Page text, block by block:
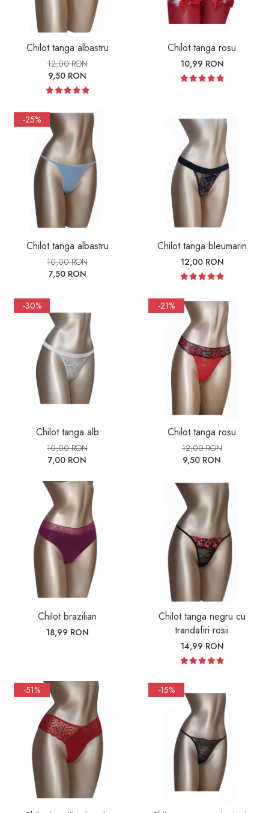
Chilot tanga albastru
12,00 RON
9,50 RON
Chilot tanga rosu
10,99 RON
-25%
Chilot tanga albastru
10,00 RON
7,50 RON
Chilot tanga bleumarin
12,00 RON
-30%
Chilot tanga alb
10,00 RON
7,00 RON
-21%
Chilot tanga rosu
12,00 RON
9,50 RON
Chilot brazilian
18,99 RON
Chilot tanga negru cu
trandafiri rosii
14,99 RON
-51% -15%